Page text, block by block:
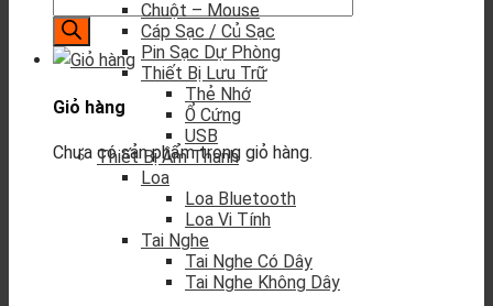
Giỏ hàng
Chưa có sản phẩm trong giỏ hàng.
Chuột – Mouse
Cáp Sạc / Củ Sạc
Pin Sạc Dự Phòng
Thiết Bị Lưu Trữ
Thẻ Nhớ
Ổ Cứng
USB
Thiết Bị Âm Thanh
Loa
Loa Bluetooth
Loa Vi Tính
Tai Nghe
Tai Nghe Có Dây
Tai Nghe Không Dây